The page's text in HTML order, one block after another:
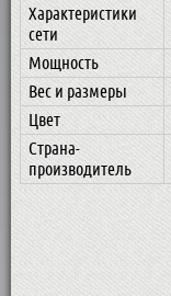
Характеристики
сети
Мощность
Вес и размеры
Цвет
Страна-
производитель